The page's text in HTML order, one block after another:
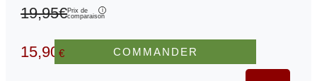
19,95€Prix de
comparaison
15,90€ COMMANDER